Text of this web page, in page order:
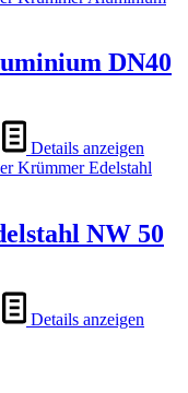
DN40
Details anzeigen
NW 50
Details anzeigen